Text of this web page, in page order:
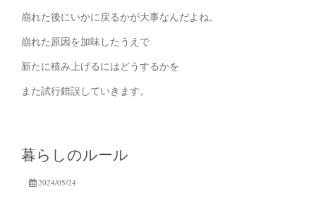
崩れた後にいかに戻るかが大事なんだよね。
崩れた原因を加味したうえで
新たに積み上げるにはどうするかを
また試行錯誤していきます。
暮らしのルール
2024/05/24